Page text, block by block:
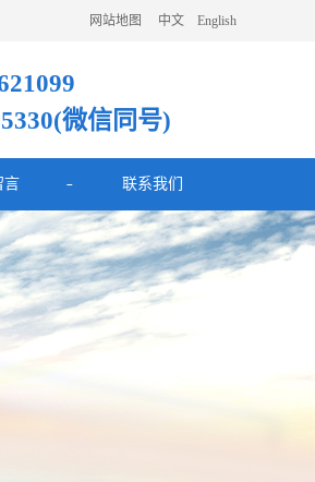
网站地图 中文 English
微信同号)
言 联系我们